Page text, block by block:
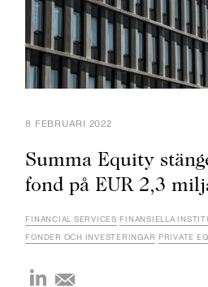
8 FEBRUARI 2022
Summa Equity
fond på EUR 2,3
FINANCIAL SERVICES FINANSIELLA
FONDER OCH INVESTERINGAR PRIVATE